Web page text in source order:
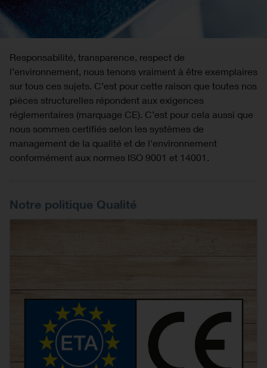
Responsabilité, transparence, respect de
l’environnement, nous tenons vraiment à être exemplaires
sur tous ces sujets. C’est pour cette raison que toutes nos
pièces structurelles répondent aux exigences
réglementaires (marquage CE). C’est pour cela aussi que
nous sommes certifiés selon les systèmes de
management de la qualité et de l'environnement
conformément aux normes ISO 9001 et 14001.
Notre politique Qualité